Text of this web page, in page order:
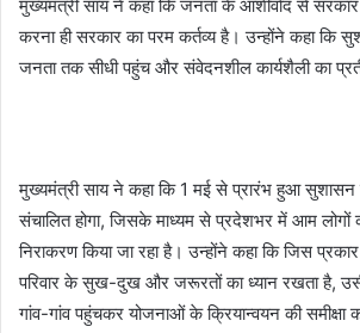
मुख्यमंत्री साय ने कहा कि जनता के आशीर्वाद से
करना ही सरकार का परम कर्तव्य है। उन्होंने कहा कि
जनता तक सीधी पहुंच और संवेदनशील कार्यशैली का
मुख्यमंत्री साय ने कहा कि 1 मई से प्रारंभ हुआ
संचालित होगा, जिसके माध्यम से प्रदेशभर में आम लोगों
निराकरण किया जा रहा है। उन्होंने कहा कि जिस प्रकार
परिवार के सुख-दुख और जरूरतों का ध्यान रखता है,
गांव-गांव पहुंचकर योजनाओं के क्रियान्वयन की समीक्षा